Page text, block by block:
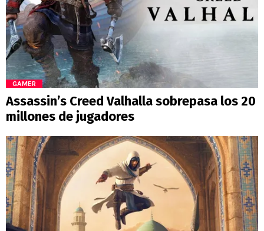
GAMER
Assassin’s Creed Valhalla sobrepasa los 20
millones de jugadores